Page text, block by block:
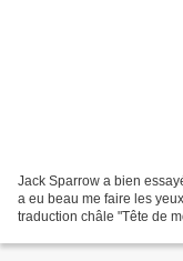
Jack Sparrow a bien
a eu beau me faire les
traduction châle "Tête de